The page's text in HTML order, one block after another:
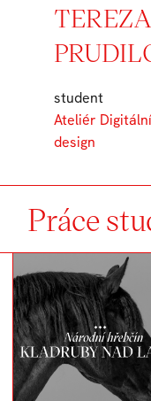
TEREZA
student
Ateliér Digitální
design
Práce